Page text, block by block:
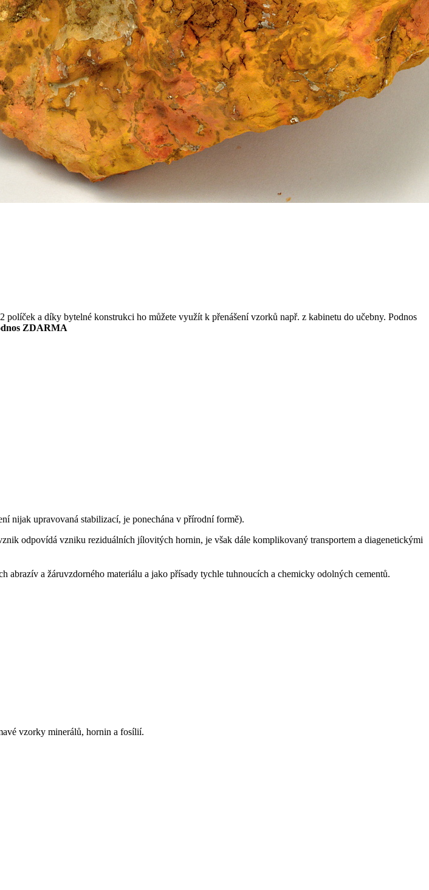
a díky bytelné konstrukci ho můžete využít k přenášení vzorků např. z kabinetu do učebny. Podnos
ZDARMA
nijak upravovaná stabilizací, je ponechána v přírodní formě).
odpovídá vzniku reziduálních jílovitých hornin, je však dále komplikovaný transportem a diagenetickými
a žáruvzdorného materiálu a jako přísady tychle tuhnoucích a chemicky odolných cementů.
vzorky minerálů, hornin a fosílií.